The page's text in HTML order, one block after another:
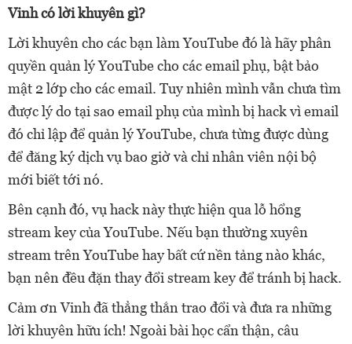
Vinh có lời khuyên gì?
Lời khuyên cho các bạn làm YouTube đó là hãy phân
quyền quản lý YouTube cho các email phụ, bật bảo
mật 2 lớp cho các email. Tuy nhiên mình vẫn chưa tìm
được lý do tại sao email phụ của mình bị hack vì email
đó chỉ lập để quản lý YouTube, chưa từng được dùng
để đăng ký dịch vụ bao giờ và chỉ nhân viên nội bộ
mới biết tới nó.
Bên cạnh đó, vụ hack này thực hiện qua lỗ hổng
stream key của YouTube. Nếu bạn thường xuyên
stream trên YouTube hay bất cứ nền tảng nào khác,
bạn nên đều đặn thay đổi stream key để tránh bị hack.
Cảm ơn Vinh đã thẳng thắn trao đổi và đưa ra những
lời khuyên hữu ích! Ngoài bài học cẩn thận, câu